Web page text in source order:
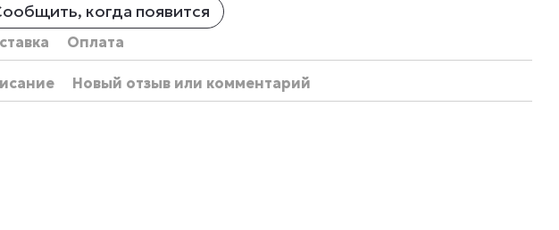
когда появится
Оплата
Новый отзыв или комментарий